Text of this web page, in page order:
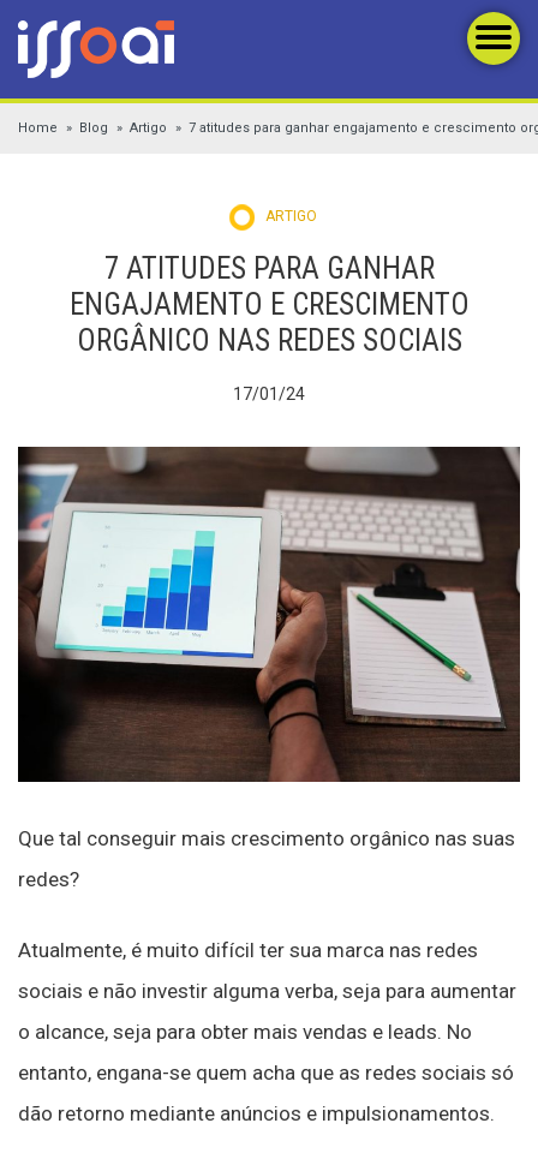
Home Blog Artigo 7 atitudes para ganhar engajamento e crescimento
ARTIGO
7 ATITUDES PARA GANHAR
ENGAJAMENTO E CRESCIMENTO
ORGÂNICO NAS REDES SOCIAIS
17/01/24
Que tal conseguir mais crescimento orgânico nas suas
redes?
Atualmente, é muito difícil ter sua marca nas redes
sociais e não investir alguma verba, seja para aumentar
o alcance, seja para obter mais vendas e leads. No
entanto, engana-se quem acha que as redes sociais só
dão retorno mediante anúncios e impulsionamentos.